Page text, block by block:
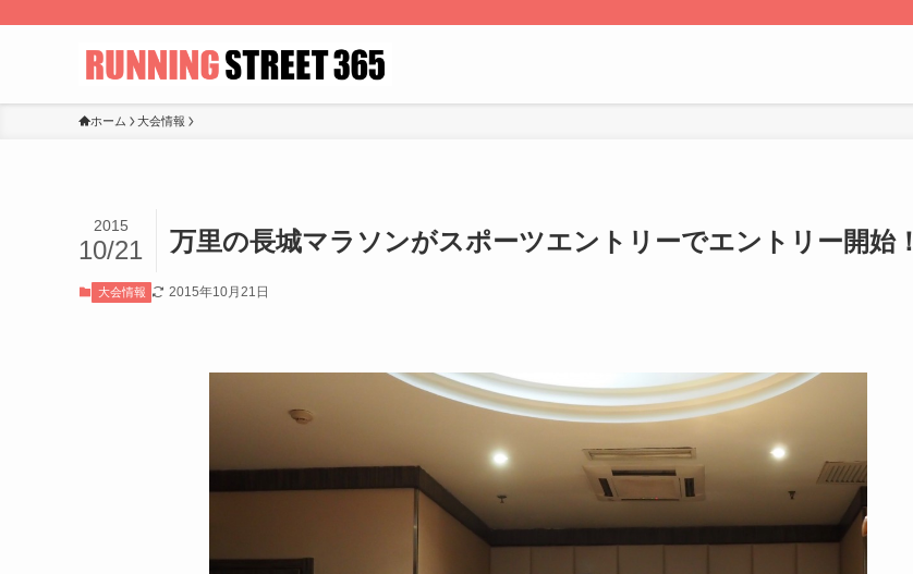
ホーム 大会情報
万里の長城マラソンがスポーツエントリーでエントリー開始！
2015
10/21
大会情報 2015年10月21日